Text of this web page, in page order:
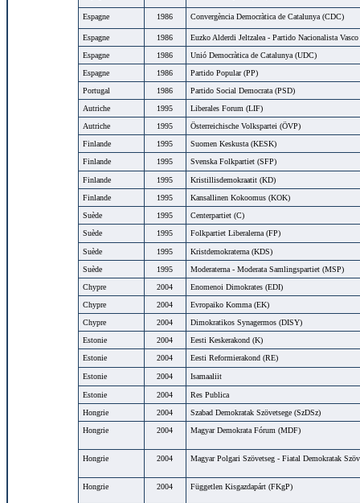
Espagne 1986 Convergència Democràtica de Catalunya (CDC)
Espagne 1986
Euzko Alderdi Jeltzalea - Partido Nacionalista
Espagne
1986
Unió Democràtica de Catalunya (UDC)
Espagne
1986
Partido Popular (PP)
Portugal
1986
Partido Social Democrata (PSD)
Autriche
1995
Liberales Forum (LIF)
Autriche
1995
Österreichische Volkspartei (ÖVP)
Finlande
1995
Suomen Keskusta (KESK)
Finlande
1995 Svenska Folkpartiet (SFP)
Finlande 1995
Kristillisdemokraatit (KD)
Finlande
1995
Kansallinen Kokoomus (KOK)
Suède
1995
Centerpartiet (C)
Suède
1995 Folkpartiet Liberalerna (FP)
Suède 1995
Kristdemokraterna (KDS)
Suède
1995
Moderaterna - Moderata Samlingspartiet (MSP)
Chypre
2004
Enomenoi Dimokrates (EDI)
Chypre
2004
Evropaiko Komma (EK)
Chypre
2004
Dimokratikos Synagermos (DISY)
Estonie
2004
Eesti Keskerakond (K)
Estonie
2004 Eesti Reformierakond (RE)
Estonie 2004 Isamaaliit
Estonie 2004
Res Publica
Hongrie
2004
Szabad Demokratak Szövetsege (SzDSz)
Hongrie
2004 Magyar Demokrata Fórum (MDF)
Hongrie 2004 Magyar Polgari Szövetseg - Fiatal Demokratak
Hongrie 2004 Független Kisgazdapárt (FKgP)